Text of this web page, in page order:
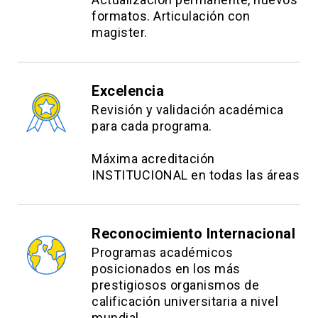
Cortés. Secretaría SOCHINF. Secretaria Comité
Consultivo de VIH SOCHINF. Presidenta Comité
Comité asesor VIH/SIDA Minsal.
Dr. Gerardo Fasce
Médico cirujano, Especialista en Medicina
Interna y Geriatría. Profesor Asistente
Universidad de Chile. Hospital Clínico
Médico cirujano, Especialista en Medicina
Interna y Enfermedades Infecciosas del Adulto,
Académico Universidad De Santiago. Hospital
Barros Luco Trudeau.
formatos. Articulación con
magister.
Excelencia
Revisión y validación académica
para cada programa.
Máxima acreditación
INSTITUCIONAL en todas las áreas
Reconocimiento Internacional
Programas académicos
posicionados en los más
prestigiosos organismos de
calificación universitaria a nivel